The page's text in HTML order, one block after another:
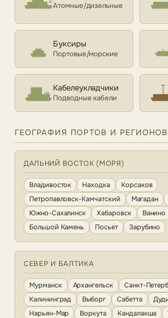
Атомные/дизельные
Буксиры
Портовые/морские
Кабелеукладчики
Подводные кабели
ГЕОГРАФИЯ ПОРТОВ И РЕГИОНОВ
ДАЛЬНИЙ ВОСТОК (МОРЯ)
Владивосток Находка
Корсаков
Петропавловск-Камчатский
Магадан
Южно-Сахалинск
Хабаровск Ванино
Большой Камень
Посьет Зарубино
СЕВЕР И БАЛТИКА
Мурманск Архангельск Санкт-
Калининград
Выборг Сабетта
Нарьян-Мар
Воркута Кандалакша